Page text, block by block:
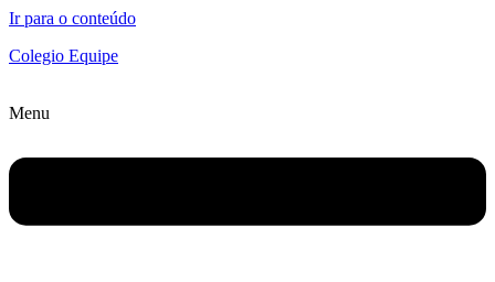
Ir para o conteúdo
Colegio Equipe
Menu